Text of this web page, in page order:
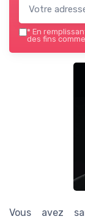
* En
des fins
Vous avez